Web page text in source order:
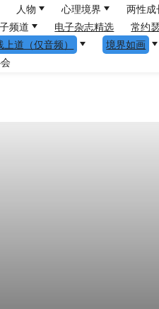
人物 心理境界 两性成
频道 电子杂志精选 常约
上道（仅音频） 境界如画